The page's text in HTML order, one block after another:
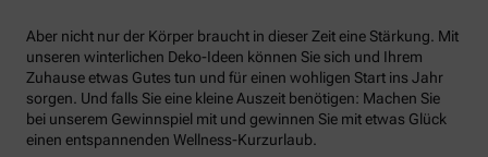
Aber nicht nur der Körper braucht in dieser Zeit eine Stärkung. Mit
unseren winterlichen Deko-Ideen können Sie sich und Ihrem
Zuhause etwas Gutes tun und für einen wohligen Start ins Jahr
sorgen. Und falls Sie eine kleine Auszeit benötigen: Machen Sie
bei unserem Gewinnspiel mit und gewinnen Sie mit etwas Glück
einen entspannenden Wellness-Kurzurlaub.